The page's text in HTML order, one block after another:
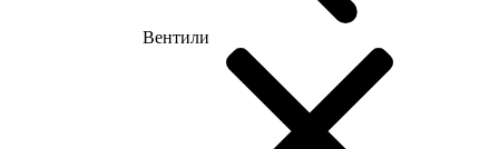
Вентили